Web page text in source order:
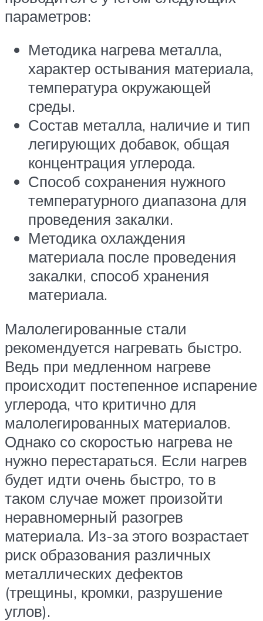
параметров:
Методика нагрева металла,
характер остывания материала,
температура окружающей
среды.
Состав металла, наличие и тип
легирующих добавок, общая
концентрация углерода.
Способ сохранения нужного
температурного диапазона для
проведения закалки.
Методика охлаждения
материала после проведения
закалки, способ хранения
материала.
Малолегированные стали
рекомендуется нагревать быстро.
Ведь при медленном нагреве
происходит постепенное испарение
углерода, что критично для
малолегированных материалов.
Однако со скоростью нагрева не
нужно перестараться. Если нагрев
будет идти очень быстро, то в
таком случае может произойти
неравномерный разогрев
материала. Из-за этого возрастает
риск образования различных
металлических дефектов
(трещины, кромки, разрушение
углов).